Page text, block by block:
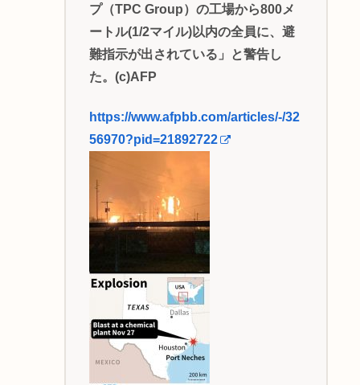
プ（TPC Group）の工場から800メ
ートル(1/2マイル)以内の全員に、避
難指示が出されている」と警告し
た。(c)AFP
https://www.afpbb.com/articles/-/32
56970?pid=21892722